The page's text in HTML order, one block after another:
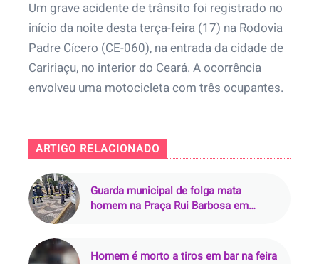
Um grave acidente de trânsito foi registrado no
início da noite desta terça-feira (17) na Rodovia
Padre Cícero (CE-060), na entrada da cidade de
Caririaçu, no interior do Ceará. A ocorrência
envolveu uma motocicleta com três ocupantes.
ARTIGO RELACIONADO
Guarda municipal de folga mata
homem na Praça Rui Barbosa em
Homem é morto a tiros em bar na feira